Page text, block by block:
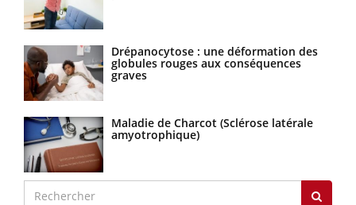
Drépanocytose : une déformation des
globules rouges aux conséquences
graves
Maladie de Charcot (Sclérose latérale
amyotrophique)